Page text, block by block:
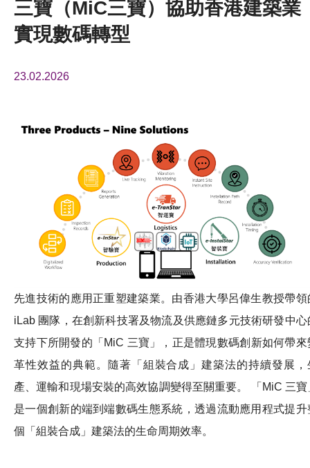
三寶（MiC三寶）協助香港建築業
實現數碼轉型
23.02.2026
先進技術的應用正重塑建築業。由香港大學呂偉生教授帶領
iLab 團隊，在創新科技署及物流及供應鏈多元技術研發中心
支持下所開發的「MiC 三寶」，正是體現數碼創新如何帶來
革性效益的典範。隨著「組裝合成」建築法的持續發展，
產、運輸和現場安裝的高效協調變得至關重要。 「MiC 三寶
是一個創新的端到端數碼生態系統，透過流動應用程式提升
個「組裝合成」建築法的生命周期效率。